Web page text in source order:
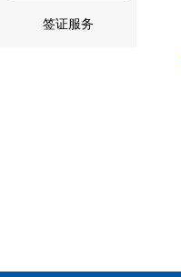
签证服务